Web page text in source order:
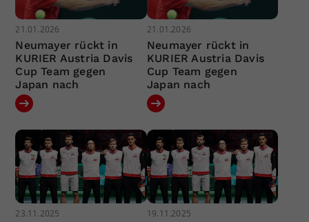
21.01.2026
Neumayer rückt in
KURIER Austria Davis
Cup Team gegen
Japan nach
21.01.2026
Neumayer rückt in
KURIER Austria Davis
Cup Team gegen
Japan nach
23.11.2025 19.11.2025